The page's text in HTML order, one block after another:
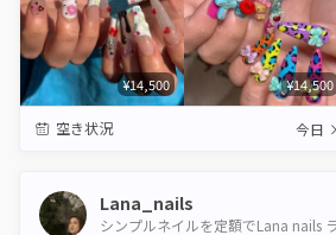
¥14,500 ¥14,500
空き状況 今日
Lana_nails
シンプルネイルを定額でLana nails